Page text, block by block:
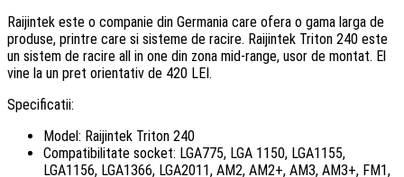
Raijintek este o companie din Germania care ofera o gama larga de
produse, printre care si sisteme de racire. Raijintek Triton 240 este
un sistem de racire all in one din zona mid-range, usor de montat. El
vine la un pret orientativ de 420 LEI.
Specificatii:
Model: Raijintek Triton 240
Compatibilitate socket: LGA775, LGA 1150, LGA1155,
LGA1156, LGA1366, LGA2011, AM2, AM2+, AM3, AM3+, FM1,